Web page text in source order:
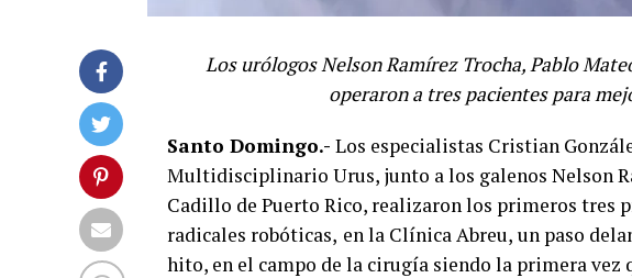
Los urólogos Nelson Ramírez Trocha, Pablo
operaron a tres pacientes para
Santo Domingo.- Los especialistas Cristian
Multidisciplinario Urus, junto a los galenos Nelson
Cadillo de Puerto Rico, realizaron los primeros tres
radicales robóticas, en la Clínica Abreu, un paso
hito, en el campo de la cirugía siendo la primera vez